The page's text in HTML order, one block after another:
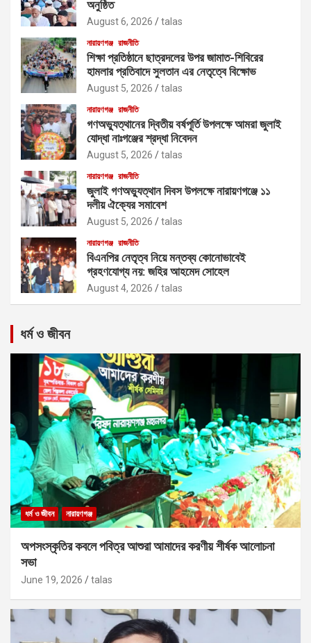
অনুষ্ঠিত
August 6, 2026 talas
নারায়ণগঞ্জ রাজনীতি
শিক্ষা প্রতিষ্ঠানে ছাত্রদলের উপর জামাত-শিবিরের
হামলার প্রতিবাদে সুলতান এর নেতৃত্বে বিক্ষোভ
August 5, 2026 talas
নারায়ণগঞ্জ রাজনীতি
গণঅভ্যুত্থানের দ্বিতীয় বর্ষপূর্তি উপলক্ষে আমরা জুলাই
যোদ্ধা নাঃগঞ্জের শ্রদ্ধা নিবেদন
August 5, 2026 talas
নারায়ণগঞ্জ রাজনীতি
জুলাই গণঅভ্যুত্থান দিবস উপলক্ষে নারায়ণগঞ্জে ১১
দলীয় ঐক্যের সমাবেশ
August 5, 2026 talas
নারায়ণগঞ্জ রাজনীতি
বিএনপির নেতৃত্ব নিয়ে মন্তব্য কোনোভাবেই
গ্রহণযোগ্য নয়: জহির আহমেদ সোহেল
August 4, 2026 talas
ধর্ম ও জীবন
ধর্ম ও জীবন নারায়ণগঞ্জ
অপসংস্কৃতির কবলে পবিত্র আশুরা আমাদের করণীয় শীর্ষক আলোচনা
সভা
June 19, 2026 talas